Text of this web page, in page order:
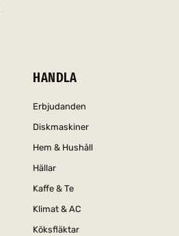
HANDLA
Erbjudanden
Diskmaskiner
Hem & Hushåll
Hällar
Kaffe & Te
Klimat & AC
Köksfläktar